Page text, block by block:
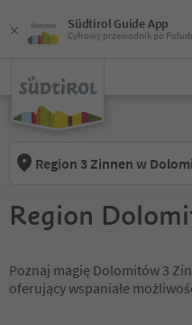
Südtirol Guide App
Cyfrowy przewodnik po
Region 3 Zinnen w
Region
Poznaj magię Dolomitów 3
oferujący wspaniałe